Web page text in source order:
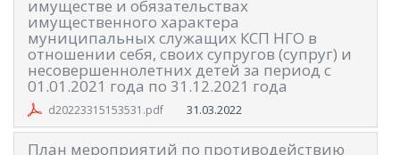
имуществе и обязательствах
имущественного характера
муниципальных служащих КСП НГО в
отношении себя, своих супругов (супруг) и
несовершеннолетних детей за период с
01.01.2021 года по 31.12.2021 года
d20223315153531.pdf 31.03.2022
План мероприятий по противодействию